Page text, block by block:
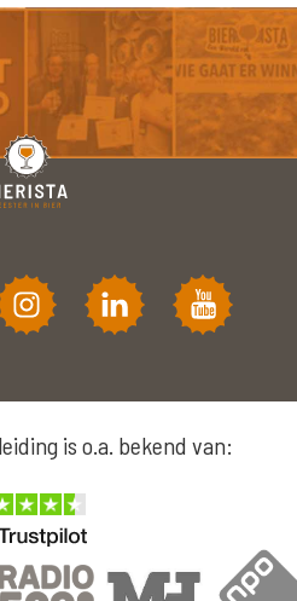
is o.a. bekend van: